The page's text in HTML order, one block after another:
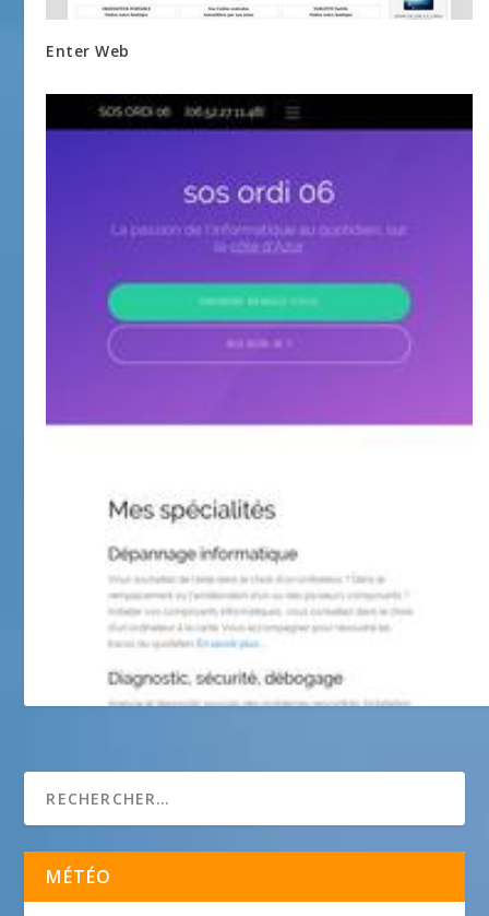
Enter Web
MÉTÉO